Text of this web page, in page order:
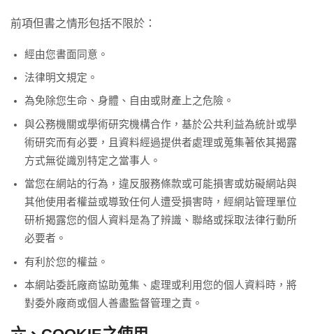
前項但書之情形包括不限於：
經由您書面同意。
法律明文規定。
為免除您生命、身體、自由或財產上之危險。
與公務機關或學術研究機構合作，基於公共利益為統計或學
術研究而有必要，且資料經過提供者處理或蒐集著依其揭露
方式無從識別特定之當事人。
當您在網站的行為，違反服務條款或可能損害或妨礙網站與
其他使用者權益或導致任何人遭受損害時，經網站管理單位
研析揭露您的個人資料是為了辨識、聯絡或採取法律行動所
必要者。
有利於您的權益。
本網站委託廠商協助蒐集、處理或利用您的個人資料時，將
對委外廠商或個人善盡監督管理之責。